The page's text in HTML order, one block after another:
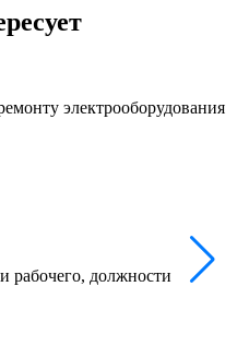
электрооборудования
рабочего, должности